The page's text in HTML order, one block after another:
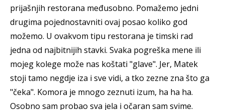
prijašnjih restorana međusobno. Pomažemo jedni
drugima pojednostavniti ovaj posao koliko god
možemo. U ovakvom tipu restorana je timski rad
jedna od najbitnijih stavki. Svaka pogreška mene ili
mojeg kolege može nas koštati "glave". Jer, Matek
stoji tamo negdje iza i sve vidi, a tko zezne zna što ga
"čeka". Komora je mnogo zeznuti izum, ha ha ha.
Osobno sam probao sva jela i očaran sam svime.